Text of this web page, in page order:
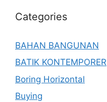
Categories
BAHAN BANGUNAN
BATIK KONTEMPORER
Boring Horizontal
Buying